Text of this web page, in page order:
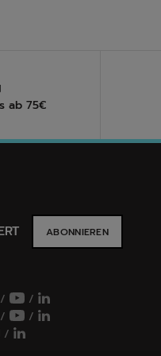
ab 75€
ABONNIEREN
/
/
/
/
/